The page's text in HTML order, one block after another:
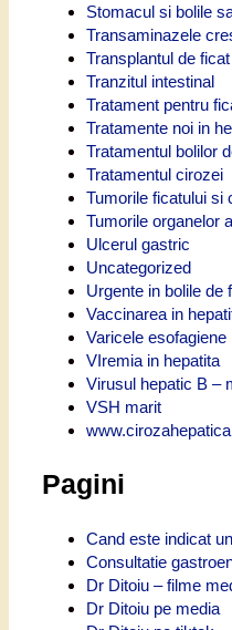
Stomacul si bolile
Transaminazele
Transplantul de ficat
Tranzitul intestinal
Tratament pentru
Tratamente noi in
Tratamentul bolilor
Tratamentul cirozei
Tumorile ficatului si
Tumorile organelor
Ulcerul gastric
Uncategorized
Urgente in bolile de
Vaccinarea in
Varicele esofagiene
VIremia in hepatita
Virusul hepatic B –
VSH marit
Pagini
Cand este indicat
Consultatie
Dr Ditoiu – filme
Dr Ditoiu pe media